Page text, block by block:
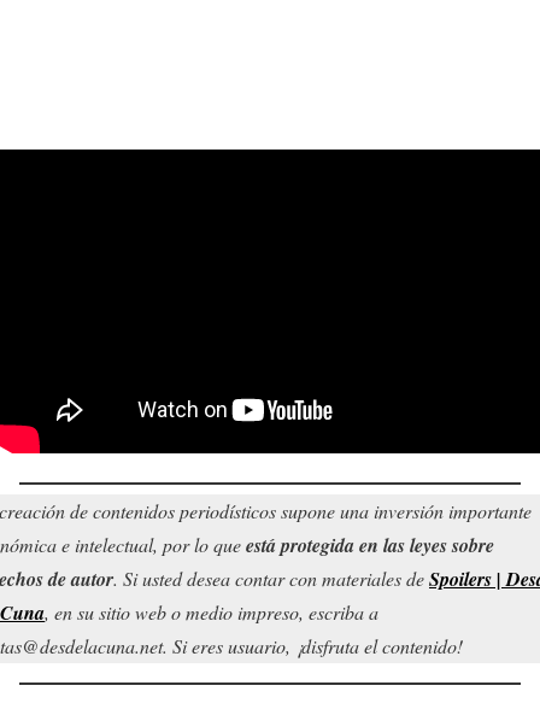
de contenidos periodísticos supone una inversión importante
e intelectual, por lo queestá protegida en las leyes sobre
de autor. Si usted desea contar con materiales deSpoilers |
, en su sitio web o medio impreso, escriba a
Si eres usuario, ¡disfruta el contenido!